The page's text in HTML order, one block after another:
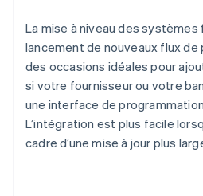
La mise à niveau des systèmes
lancement de nouveaux flux
des occasions idéales pour
si votre fournisseur ou votre
une interface de programmation
L’intégration est plus facile
cadre d’une mise à jour plus